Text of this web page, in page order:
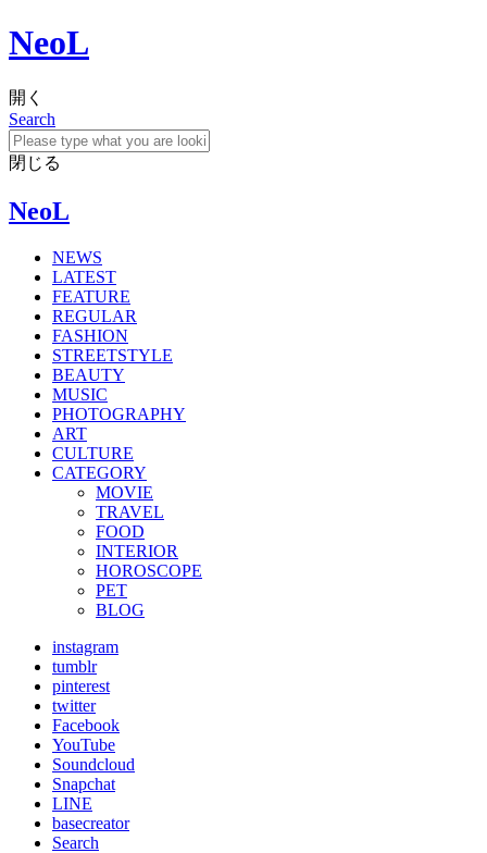
NeoL
開く
Search
閉じる
NeoL
NEWS
LATEST
FEATURE
REGULAR
FASHION
STREETSTYLE
BEAUTY
MUSIC
PHOTOGRAPHY
ART
CULTURE
CATEGORY
MOVIE
TRAVEL
FOOD
INTERIOR
HOROSCOPE
PET
BLOG
instagram
tumblr
pinterest
twitter
Facebook
YouTube
Soundcloud
Snapchat
LINE
basecreator
Search